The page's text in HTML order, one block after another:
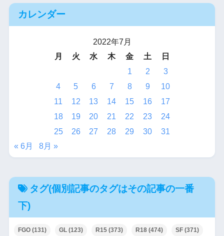
カレンダー
2022年7月
月
火 水 木 金 土
日
1
2
3
4
5 6 7 8 9
10
11
12 13 14 15 16
17
18
19 20 21 22 23
24
25
26 27 28 29 30
31
« 6月
8月 »
タグ(個別記事のタグはその記事の一番
下)
FGO(131) GL(123) R15(373) R18(474) SF(371)